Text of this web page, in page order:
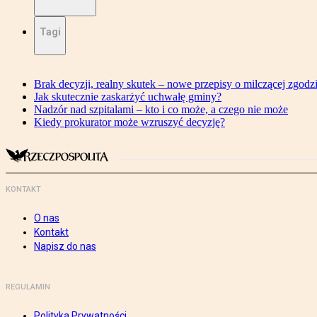
Tagi
Brak decyzji, realny skutek – nowe przepisy o milczącej
Jak skutecznie zaskarżyć uchwałę gminy?
Nadzór nad szpitalami – kto i co może, a czego nie może
Kiedy prokurator może wzruszyć decyzję?
KONTAKT
O nas
Kontakt
Napisz do nas
REGULAMIN